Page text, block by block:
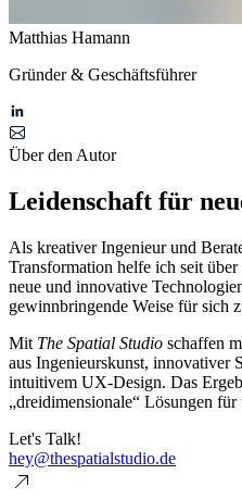
Matthias Hamann
Gründer & Geschäftsführer
Über den Autor
Leidenschaft für
Als kreativer Ingenieur und
Transformation helfe ich seit
neue und innovative
gewinnbringende Weise für sich
Mit The Spatial Studio schaffen
aus Ingenieurskunst, innovativer
intuitivem UX-Design. Das
„dreidimensionale“ Lösungen für
Let's Talk!
hey@thespatialstudio.de